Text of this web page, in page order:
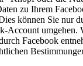
zu Ihrem
können Sie nur
Account umgehen.
Facebook